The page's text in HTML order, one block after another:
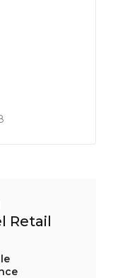
Retail